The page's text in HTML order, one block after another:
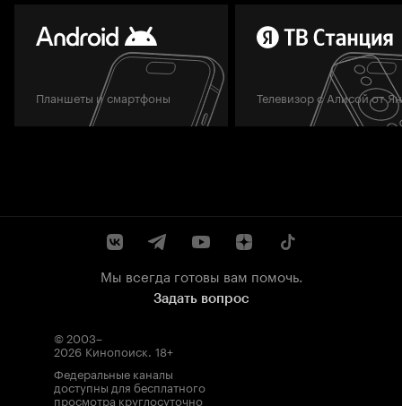
Планшеты и смартфоны Телевизор с Алисой от
Мы всегда готовы вам помочь.
Задать вопрос
© 2003–
2026 Кинопоиск. 18+
Федеральные каналы
доступны для бесплатного
просмотра круглосуточно